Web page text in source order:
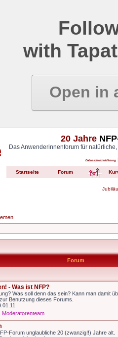
with
Open in
20 Jahre
Das Anwenderinnenforum für
Datenschutzerklärung
Startseite Forum
Forum
- Was ist NFP?
Was soll denn das sein? Kann man damit
Benutzung dieses Forums.
Moderatorenteam
Forum unglaubliche 20 (zwanzig!!) Jahre alt.